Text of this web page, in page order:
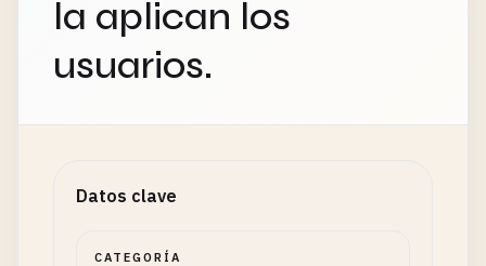
la aplican los
usuarios.
Datos clave
CATEGORÍA